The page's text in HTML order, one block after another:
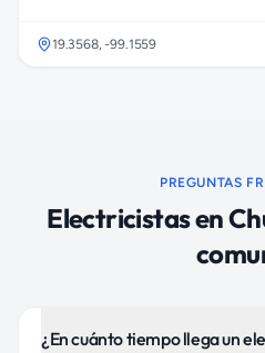
19.3568,-99.1559
PREGUNTAS
Electricistasen
¿En cuánto tiempo llega un